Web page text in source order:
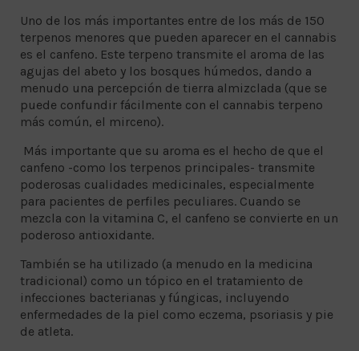
Uno de los más importantes entre de los más de 150
terpenos menores que pueden aparecer en el cannabis
es el canfeno. Este terpeno transmite el aroma de las
agujas del abeto y los bosques húmedos, dando a
menudo una percepción de tierra almizclada (que se
puede confundir fácilmente con el cannabis terpeno
más común, el mirceno).
Más importante que su aroma es el hecho de que el
canfeno -como los terpenos principales- transmite
poderosas cualidades medicinales, especialmente
para pacientes de perfiles peculiares. Cuando se
mezcla con la vitamina C, el canfeno se convierte en un
poderoso antioxidante.
También se ha utilizado (a menudo en la medicina
tradicional) como un tópico en el tratamiento de
infecciones bacterianas y fúngicas, incluyendo
enfermedades de la piel como eczema, psoriasis y pie
de atleta.